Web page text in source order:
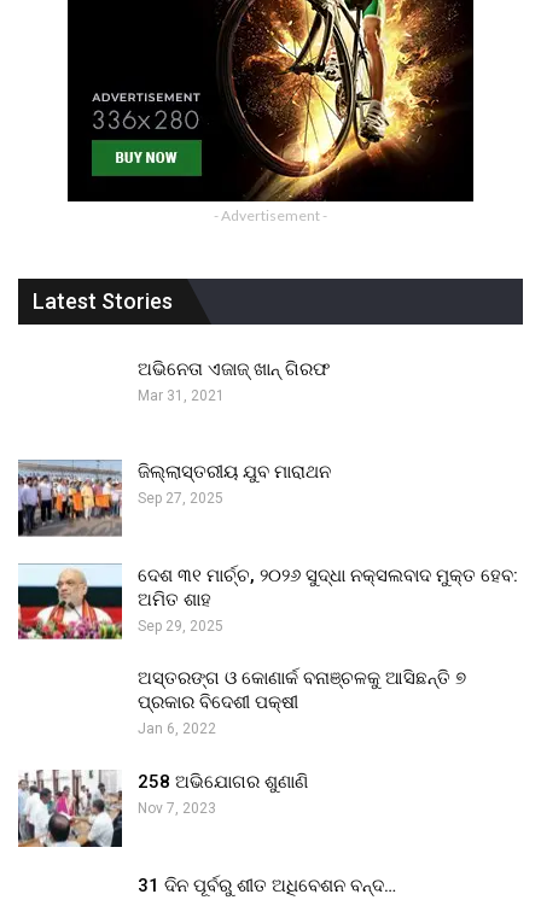
- Advertisement -
Latest Stories
ଅଭିନେତା ଏଜାଜ୍ ଖାନ୍ ଗିରଫ
Mar 31, 2021
ଜିଲ୍ଲାସ୍ତରୀୟ ଯୁବ ମାରାଥନ
Sep 27, 2025
ଦେଶ ୩୧ ମାର୍ଚ୍ଚ, ୨୦୨୬ ସୁଦ୍ଧା ନକ୍ସଲବାଦ ମୁକ୍ତ ହେବ:
ଅମିତ ଶାହ
Sep 29, 2025
ଅସ୍ତରଙ୍ଗ ଓ କୋଣାର୍କ ବନାଞ୍ଚଳକୁ ଆସିଛନ୍ତି ୭
ପ୍ରକାର ବିଦେଶୀ ପକ୍ଷୀ
Jan 6, 2022
258 ଅଭିଯୋଗର ଶୁଣାଣି
Nov 7, 2023
31 ଦିନ ପୂର୍ବରୁ ଶୀତ ଅଧିବେଶନ ବନ୍ଦ…